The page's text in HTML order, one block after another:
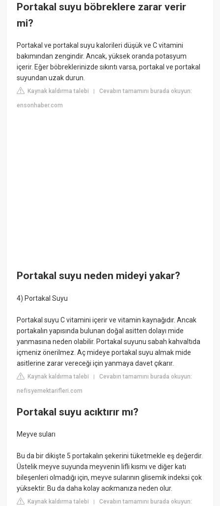
Portakal suyu böbreklere zarar verir
mi?
Portakal ve portakal suyu kalorileri düşük ve C vitamini
bakımından zengindir. Ancak, yüksek oranda potasyum
içerir. Eğer böbreklerinizde sıkıntı varsa, portakal ve portakal
suyundan uzak durun.
Kaynak kaldırma talebi |Cevabın tamamını burada okuyun:
ensonhaber.com
Portakal suyu neden mideyi yakar?
4) Portakal Suyu
Portakal suyu C vitamini içerir ve vitamin kaynağıdır. Ancak
portakalın yapısında bulunan doğal asitten dolayı mide
yanmasına neden olabilir. Portakal suyunu sabah kahvaltıda
içmeniz önerilmez. Aç mideye portakal suyu almak mide
asitlerine zarar vereceği için yanmaya davet çıkarır.
Kaynak kaldırma talebi |Cevabın tamamını burada okuyun:
nefisyemektarifleri.com
Portakal suyu acıktırır mı?
Meyve suları
Bu da bir dikişte 5 portakalın şekerini tüketmekle eş değerdir.
Üstelik meyve suyunda meyvenin lifli kısmı ve diğer katı
bileşenleri olmadığı için, meyve sularının glisemik indeksi çok
yüksektir. Bu da daha kolay acıkmanıza neden olur.
Kaynak kaldırma talebi |Cevabın tamamını burada okuyun: